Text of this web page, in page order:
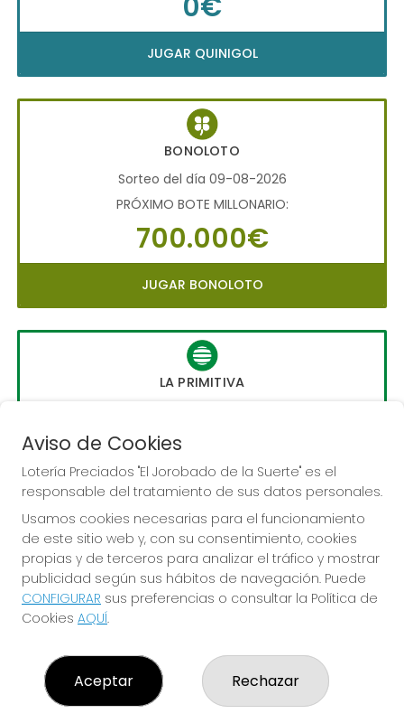
JUGAR QUINIGOL
BONOLOTO
Sorteo del día 09-08-2026
PRÓXIMO BOTE MILLONARIO:
700.000€
JUGAR BONOLOTO
LA PRIMITIVA
PRÓXIMO BOTE MILLONARIO:
56.000.000€
JUGAR LA PRIMITIVA
¿Quiénes somos?
Comprar lotería
Resultados
Aviso de Cookies
Lotería Preciados "El Jorobado de la Suerte" es el
responsable del tratamiento de sus datos personales.
Usamos cookies necesarias para el funcionamiento
de este sitio web y, con su consentimiento, cookies
propias y de terceros para analizar el tráfico y mostrar
publicidad según sus hábitos de navegación. Puede
CONFIGURAR sus preferencias o consultar la Política de
Cookies AQUÍ.
Aceptar Rechazar